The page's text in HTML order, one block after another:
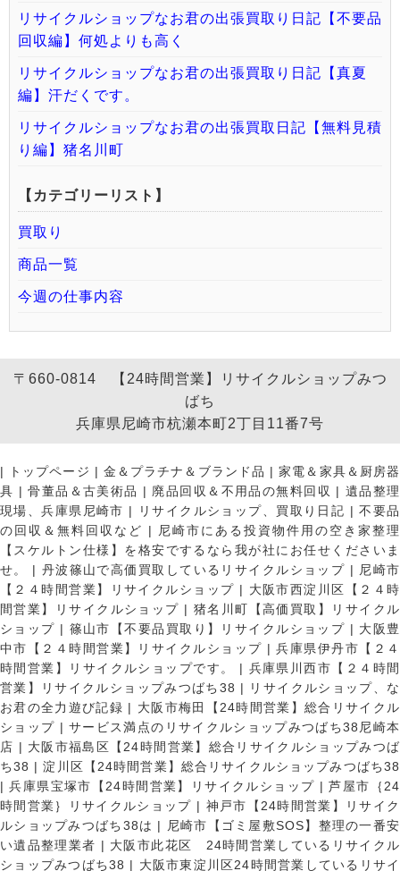
リサイクルショップなお君の出張買取り日記【不要品
回収編】何処よりも高く
リサイクルショップなお君の出張買取り日記【真夏
編】汗だくです。
リサイクルショップなお君の出張買取日記【無料見積
り編】猪名川町
【カテゴリーリスト】
買取り
商品一覧
今週の仕事内容
〒660-0814 【24時間営業】リサイクルショップみつ
ばち
兵庫県尼崎市杭瀬本町2丁目11番7号
| トップページ | 金＆プラチナ＆ブランド品 |家電＆家具＆厨房器
具 |骨董品＆古美術品 | 廃品回収＆不用品の無料回収 | 遺品整理
現場、兵庫県尼崎市 | リサイクルショップ、買取り日記 |不要品
の回収＆無料回収など |
尼崎市にある投資物件用の空き家整理
【スケルトン仕様】を格安でするなら我が社にお任せくださいま
せ。
| 丹波篠山で高価買取しているリサイクルショップ | 尼崎市
【２４時間営業】リサイクルショップ | 大阪市西淀川区【２４時
間営業】リサイクルショップ | 猪名川町【高価買取】リサイクル
ショップ | 篠山市【不要品買取り】リサイクルショップ | 大阪豊
中市【２４時間営業】リサイクルショップ |兵庫県伊丹市【２４
時間営業】リサイクルショップです。
| 兵庫県川西市【２４時間
営業】リサイクルショップみつばち38 |
リサイクルショップ、な
お君の全力遊び記録 | 大阪市梅田【24時間営業】総合リサイクル
ショップ |サービス満点のリサイクルショップみつばち38尼崎本
店 | 大阪市福島区【24時間営業】総合リサイクルショップみつば
ち38 |淀川区【24時間営業】総合リサイクルショップみつばち38
|兵庫県宝塚市【24時間営業】リサイクルショップ |芦屋市｛24
時間営業｝リサイクルショップ | 神戸市【24時間営業】リサイク
ルショップみつばち38は |
尼崎市【ゴミ屋敷SOS】整理の一番安
い遺品整理業者 | 大阪市此花区 24時間営業しているリサイクル
ショップみつばち38 | 大阪市東淀川区24時間営業しているリサイ